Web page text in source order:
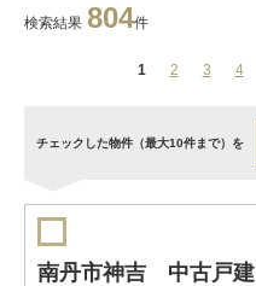
検索結果 804件
1 2 3 4
チェックした物件（最大10件まで）を
南丹市神吉 中古戸建